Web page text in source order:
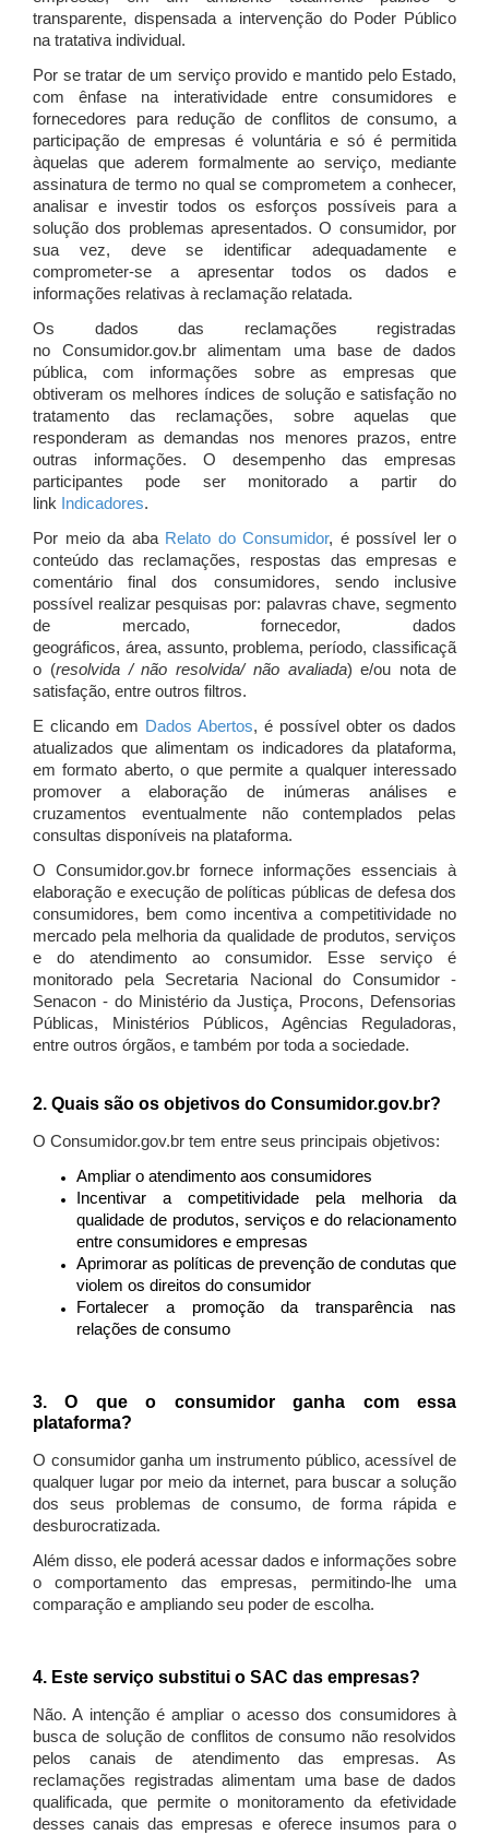
transparente, dispensada a intervenção do Poder Público
na tratativa individual.
Por se tratar de um serviço provido e mantido pelo Estado,
com ênfase na interatividade entre consumidores e
fornecedores para redução de conflitos de consumo, a
participação de empresas é voluntária e só é permitida
àquelas que aderem formalmente ao serviço, mediante
assinatura de termo no qual se comprometem a conhecer,
analisar e investir todos os esforços possíveis para a
solução dos problemas apresentados. O consumidor, por
sua vez, deve se identificar adequadamente e
comprometer-se a apresentar todos os dados e
informações relativas à reclamação relatada.
Os dados das reclamações registradas
no Consumidor.gov.br alimentam uma base de dados
pública, com informações sobre as empresas que
obtiveram os melhores índices de solução e satisfação no
tratamento das reclamações, sobre aquelas que
responderam as demandas nos menores prazos, entre
outras informações. O desempenho das empresas
participantes pode ser monitorado a partir do
link Indicadores.
Por meio da aba Relato do Consumidor, é possível ler o
conteúdo das reclamações, respostas das empresas e
comentário final dos consumidores, sendo inclusive
possível realizar pesquisas por: palavras chave, segmento
de mercado, fornecedor, dados
geográficos, área, assunto, problema, período, classificaçã
o (resolvida / não resolvida/ não avaliada) e/ou nota de
satisfação, entre outros filtros.
E clicando em Dados Abertos, é possível obter os dados
atualizados que alimentam os indicadores da plataforma,
em formato aberto, o que permite a qualquer interessado
promover a elaboração de inúmeras análises e
cruzamentos eventualmente não contemplados pelas
consultas disponíveis na plataforma.
O Consumidor.gov.br fornece informações essenciais à
elaboração e execução de políticas públicas de defesa dos
consumidores, bem como incentiva a competitividade no
mercado pela melhoria da qualidade de produtos, serviços
e do atendimento ao consumidor. Esse serviço é
monitorado pela Secretaria Nacional do Consumidor -
Senacon - do Ministério da Justiça, Procons, Defensorias
Públicas, Ministérios Públicos, Agências Reguladoras,
entre outros órgãos, e também por toda a sociedade.
2. Quais são os objetivos do Consumidor.gov.br?
O Consumidor.gov.br tem entre seus principais objetivos:
Ampliar o atendimento aos consumidores
Incentivar a competitividade pela melhoria da
qualidade de produtos, serviços e do relacionamento
entre consumidores e empresas
Aprimorar as políticas de prevenção de condutas que
violem os direitos do consumidor
Fortalecer a promoção da transparência nas
relações de consumo
3. O que o consumidor ganha com essa
plataforma?
O consumidor ganha um instrumento público, acessível de
qualquer lugar por meio da internet, para buscar a solução
dos seus problemas de consumo, de forma rápida e
desburocratizada.
Além disso, ele poderá acessar dados e informações sobre
o comportamento das empresas, permitindo-lhe uma
comparação e ampliando seu poder de escolha.
4. Este serviço substitui o SAC das empresas?
Não. A intenção é ampliar o acesso dos consumidores à
busca de solução de conflitos de consumo não resolvidos
pelos canais de atendimento das empresas. As
reclamações registradas alimentam uma base de dados
qualificada, que permite o monitoramento da efetividade
desses canais das empresas e oferece insumos para o